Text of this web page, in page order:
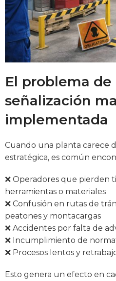
El problema de
señalización
implementada
Cuando una planta carece
estratégica, es común
❌ Operadores que pierden
herramientas o materiales
❌ Confusión en rutas de
peatones y montacargas
❌ Accidentes por falta de
❌ Incumplimiento de
❌ Procesos lentos y
Esto genera un efecto en